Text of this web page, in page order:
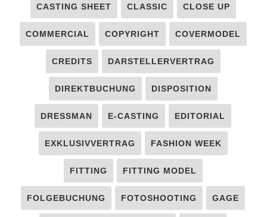
CASTING SHEET CLASSIC CLOSE UP
COMMERCIAL COPYRIGHT COVERMODEL
CREDITS DARSTELLERVERTRAG
DIREKTBUCHUNG DISPOSITION
DRESSMAN E-CASTING EDITORIAL
EXKLUSIVVERTRAG FASHION WEEK
FITTING FITTING MODEL
FOLGEBUCHUNG FOTOSHOOTING GAGE